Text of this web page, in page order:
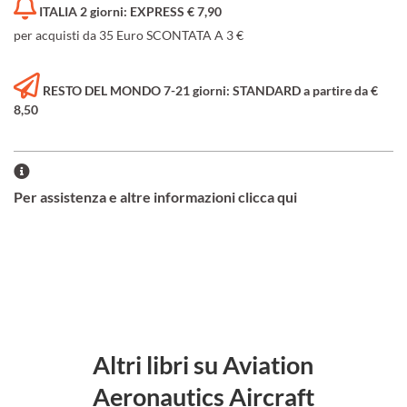
ITALIA 2 giorni: EXPRESS € 7,90
per acquisti da 35 Euro SCONTATA A 3 €
RESTO DEL MONDO 7-21 giorni: STANDARD a partire da €
8,50
Per assistenza e altre informazioni clicca qui
Altri libri su Aviation
Aeronautics Aircraft